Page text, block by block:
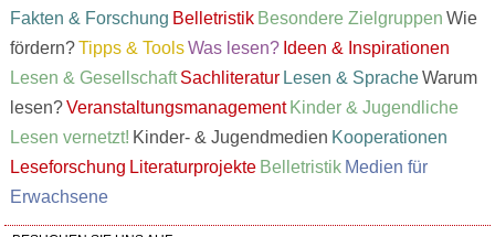
Fakten & Forschung Belletristik Besondere Zielgruppen Wie
fördern? Tipps & Tools Was lesen? Ideen & Inspirationen
Lesen & Gesellschaft Sachliteratur Lesen & Sprache Warum
lesen? Veranstaltungsmanagement Kinder & Jugendliche
Lesen vernetzt! Kinder- & Jugendmedien Kooperationen
Leseforschung Literaturprojekte Belletristik Medien für
Erwachsene